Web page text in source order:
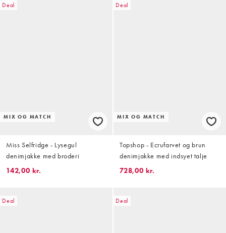
Deal
MIX OG MATCH
Miss Selfridge - Lysegul
denimjakke med broderi
142,00 kr.
Deal
MIX OG MATCH
Topshop - Ecrufarvet og brun
denimjakke med indsyet talje
728,00 kr.
Deal Deal